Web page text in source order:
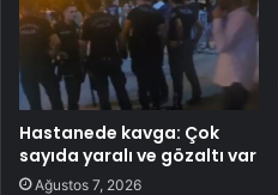
Hastanede kavga: Çok
sayıda yaralı ve gözaltı var
Ağustos 7, 2026